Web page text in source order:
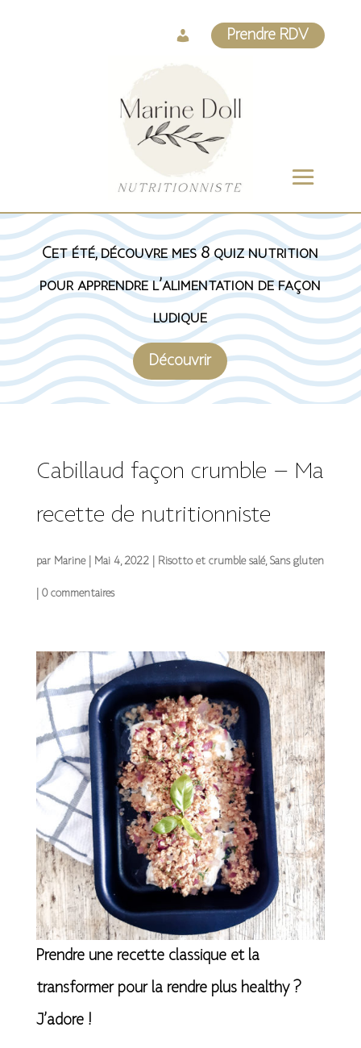
Log
In
Prendre RDV
Cet été, découvre mes 8 quiz nutrition
pour apprendre l’alimentation de façon
ludique
Découvrir
Cabillaud façon crumble – Ma
recette de nutritionniste
par Marine| Mai 4, 2022| Risotto et crumble salé, Sans gluten
0 commentaires
Prendre une recette classique et la
transformer pour la rendre plus healthy ?
J’adore !